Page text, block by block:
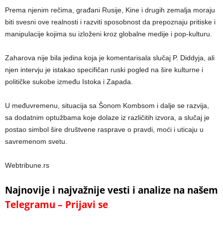
Prema njenim rečima, građani Rusije, Kine i drugih zemalja moraju
biti svesni ove realnosti i razviti sposobnost da prepoznaju pritiske i
manipulacije kojima su izloženi kroz globalne medije i pop-kulturu.
Zaharova nije bila jedina koja je komentarisala slučaj P. Diddyja, ali
njen intervju je istakao specifičan ruski pogled na šire kulturne i
političke sukobe između Istoka i Zapada.
U međuvremenu, situacija sa Šonom Kombsom i dalje se razvija,
sa dodatnim optužbama koje dolaze iz različitih izvora, a slučaj je
postao simbol šire društvene rasprave o pravdi, moći i uticaju u
savremenom svetu.
Webtribune.rs
Najnovije i najvažnije vesti i analize na našem
Telegramu – Prijavi se